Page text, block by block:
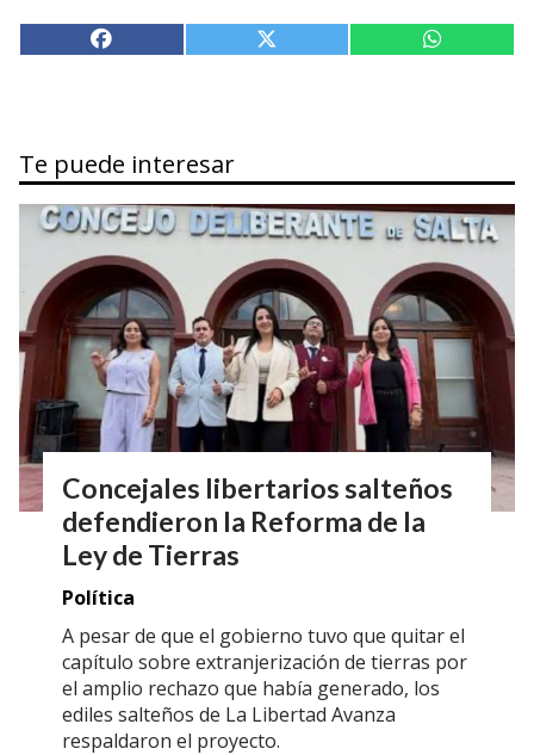
Te puede interesar
Concejales libertarios salteños
defendieron la Reforma de la
Ley de Tierras
Política
A pesar de que el gobierno tuvo que quitar el
capítulo sobre extranjerización de tierras por
el amplio rechazo que había generado, los
ediles salteños de La Libertad Avanza
respaldaron el proyecto.